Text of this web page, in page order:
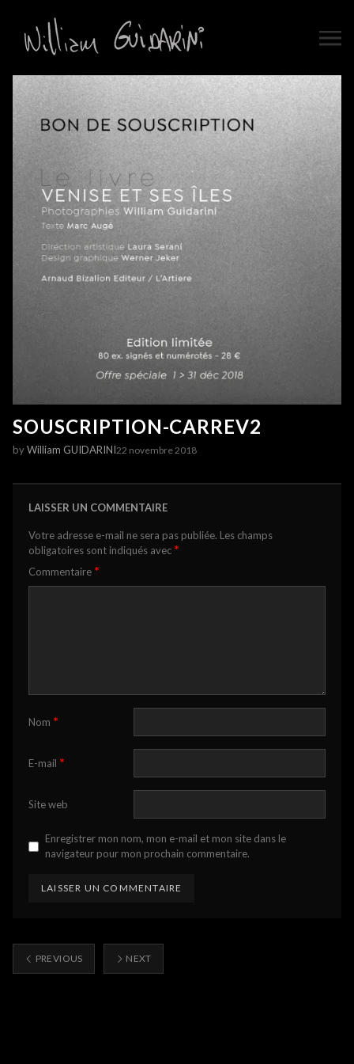
SOUSCRIPTION-CARREV2
byWilliam GUIDARINI22 novembre 2018
LAISSER UN COMMENTAIRE
Votre adresse e-mail ne sera pas publiée. Les champs
obligatoires sont indiqués avec *
Commentaire *
Nom *
E-mail *
Site web
Enregistrer mon nom, mon e-mail et mon site dans le
navigateur pour mon prochain commentaire.
PREVIOUS NEXT